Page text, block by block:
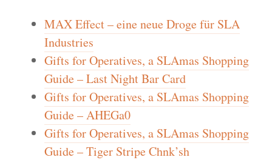
MAX Effect – eine neue Droge für SLA
Industries
Gifts for Operatives, a SLAmas Shopping
Guide – Last Night Bar Card
Gifts for Operatives, a SLAmas Shopping
Guide – AHEGa0
Gifts for Operatives, a SLAmas Shopping
Guide – Tiger Stripe Chnk’sh